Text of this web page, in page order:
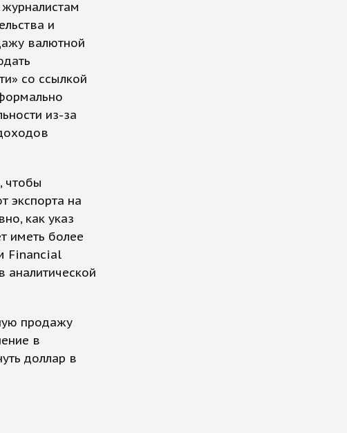
и
валютной
со ссылкой
из-за
чтобы
экспорта на
как указ
иметь более
Financial
продажу
в
доллар в